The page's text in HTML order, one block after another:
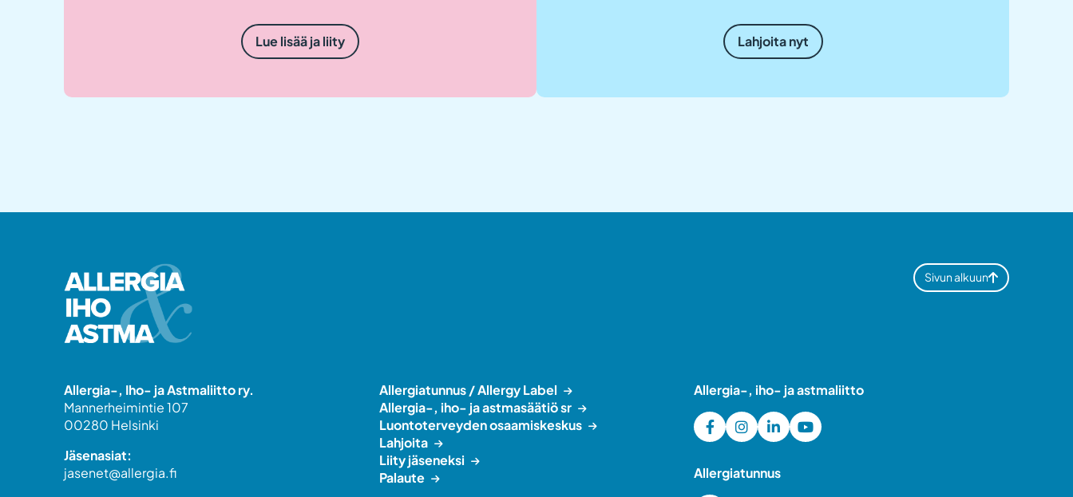
Lue lisää ja liity Lahjoita nyt
Sivun alkuun
Allergia-, Iho- ja Astmaliitto ry.
Mannerheimintie 107
00280 Helsinki
Jäsenasiat:
jasenet@allergia.fi
Allergiatunnus / Allergy Label
Allergia-, iho- ja astmasäätiö sr
Luontoterveyden osaamiskeskus
Lahjoita
Liity jäseneksi
Palaute
Allergia-, iho- ja astmaliitto
Allergiatunnus